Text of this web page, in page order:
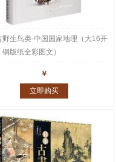
野生鸟类-中国国家地理（大16开
版纸全彩图文）
￥
立即购买